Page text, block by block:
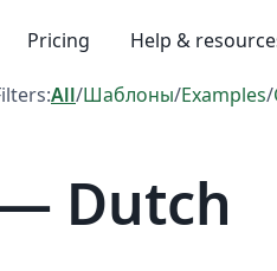
Pricing Help &
All/Шаблоны/Examples/
Dutch